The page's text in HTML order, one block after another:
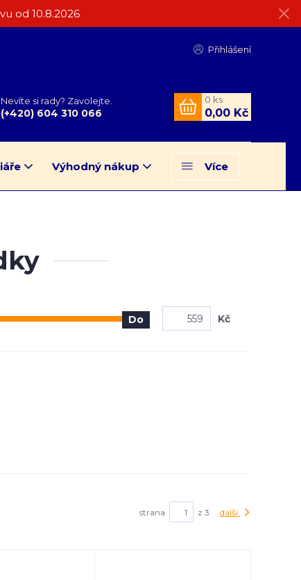
od 10.8.2026
Přihlášení
Nevíte si rady? Zavolejte.
(+420) 604 310 066
0 ks
0,00 Kč
Výhodný nákup Více
Do Kč
strana z 3 další